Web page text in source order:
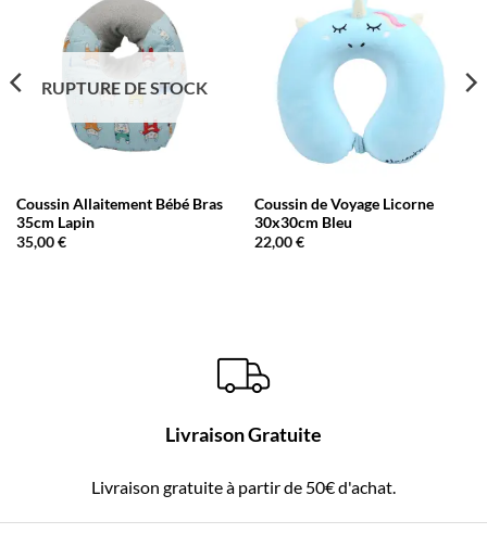
RUPTURE DE STOCK
Coussin Allaitement Bébé Bras
35cm Lapin
35,00€
Coussin de Voyage Licorne
30x30cm Bleu
22,00€
Livraison Gratuite
Livraison gratuite à partir de 50€ d'achat.